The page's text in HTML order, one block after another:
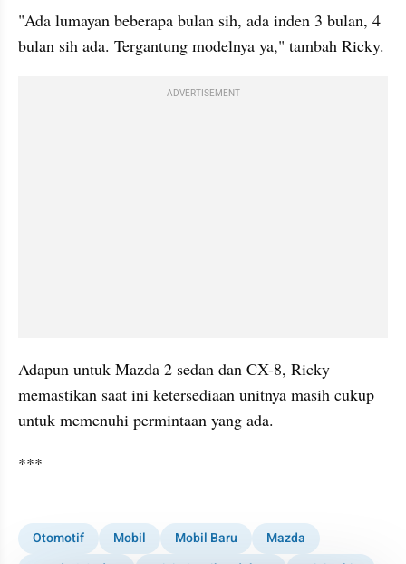
"Ada lumayan beberapa bulan sih, ada inden 3 bulan, 4
bulan sih ada. Tergantung modelnya ya," tambah Ricky.
ADVERTISEMENT
Adapun untuk Mazda 2 sedan dan CX-8, Ricky
memastikan saat ini ketersediaan unitnya masih cukup
untuk memenuhi permintaan yang ada.
***
Otomotif Mobil Mobil Baru
Mazda